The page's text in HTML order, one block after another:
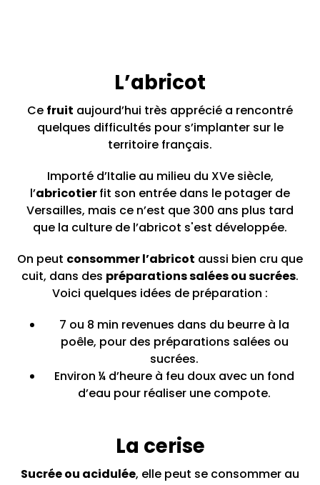
L’abricot
Ce fruit aujourd’hui très apprécié a rencontré
quelques difficultés pour s’implanter sur le
territoire français.
Importé d’Italie au milieu du XVe siècle,
l’abricotierfit son entrée dans le potager de
Versailles, mais ce n’est que 300 ans plus tard
que la culture de l’abricot s'est développée.
On peut consommer l’abricot aussi bien cru que
cuit, dans des préparations salées ou sucrées.
Voici quelques idées de préparation :
7 ou 8 min revenues dans du beurre à la
poêle, pour des préparations salées ou
sucrées.
Environ ¼ d’heure à feu doux avec un fond
d’eau pour réaliser une compote.
La cerise
Sucrée ou acidulée, elle peut se consommer au